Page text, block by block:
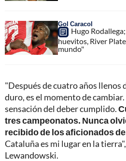
Gol Caracol
Hugo
huevitos, River
mundo"
"Después de cuatro años llenos
duro, es el momento de
sensación del deber cumplido.
tres campeonatos. Nunca
recibido de los aficionados
Cataluña es mi lugar en la
Lewandowski.